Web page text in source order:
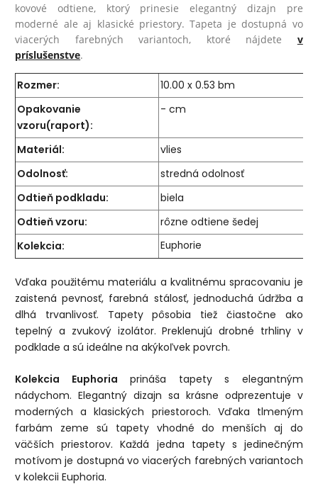
kovové odtiene, ktorý prinesie elegantný dizajn pre
moderné ale aj klasické priestory. Tapeta je dostupná vo
viacerých farebných variantoch, ktoré nájdete v
príslušenstve.
Rozmer:
10.00 x 0.53 bm
Opakovanie
vzoru(raport):
- cm
Materiál:
vlies
Odolnosť:
stredná odolnosť
Odtieň podkladu:
biela
Odtieň vzoru:
rôzne odtiene šedej
Kolekcia:
Euphorie
Vďaka použitému materiálu a kvalitnému spracovaniu je
zaistená pevnosť, farebná stálosť, jednoduchá údržba a
dlhá trvanlivosť. Tapety pôsobia tiež čiastočne ako
tepelný a zvukový izolátor. Preklenujú drobné trhliny v
podklade a sú ideálne na akýkoľvek povrch.
Kolekcia Euphoria prináša tapety s elegantným
nádychom. Elegantný dizajn sa krásne odprezentuje v
moderných a klasických priestoroch. Vďaka tlmeným
farbám zeme sú tapety vhodné do menších aj do
väčších priestorov. Každá jedna tapety s jedinečným
motívom je dostupná vo viacerých farebných variantoch
v kolekcii Euphoria.